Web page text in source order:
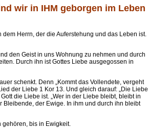
wir in IHM geborgen im Leben
Herrn, der die Auferstehung und das Leben ist.
den Geist in uns Wohnung zu nehmen und durch
Durch ihn ist Gottes Liebe ausgegossen in
schenkt. Denn „Kommt das Vollendete, vergeht
der Liebe 1 Kor 13. Und gleich darauf: „Die Liebe
die Liebe ist. „Wer in der Liebe bleibt, bleibt in
Bleibende, der Ewige. In ihm und durch ihn bleibt
bis in Ewigkeit.